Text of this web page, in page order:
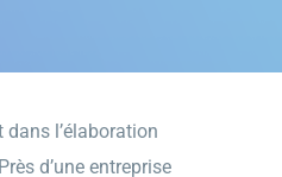
l’élaboration
d’une entreprise